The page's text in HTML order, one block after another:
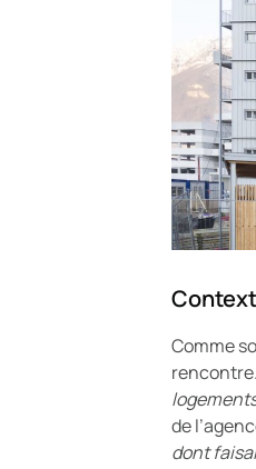
Comme
rencontre.
de
dont